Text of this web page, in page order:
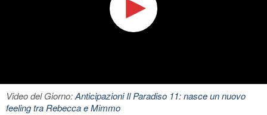
Video del Giorno:Anticipazioni Il Paradiso 11: nasce un nuovo
feeling tra Rebecca e Mimmo